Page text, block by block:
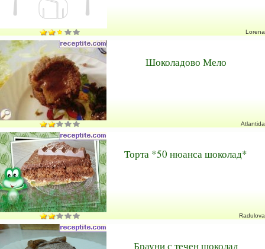
Lorena
Шоколадово Мело
Atlantida
Торта *50 нюанса шоколад*
Radulova
Брауни с течен шоколад